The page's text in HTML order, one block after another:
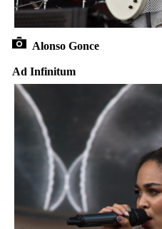
Alonso Gonce
Ad Infinitum